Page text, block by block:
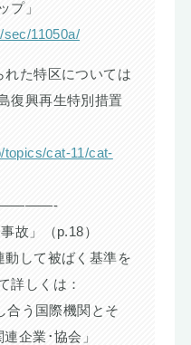
プ」
11050a/
た特区については
復興再生特別措置
topics/cat-11/cat-
故」（p.18）
して被ばく基準を
詳しくは：
合う国際機関とそ
企業･協会」